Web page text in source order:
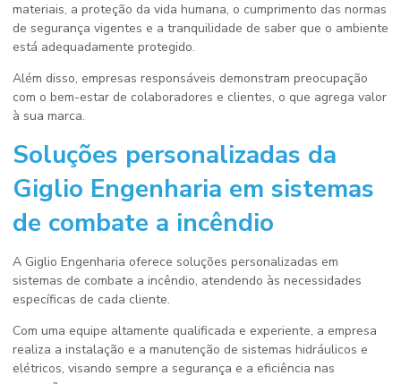
materiais, a proteção da vida humana, o cumprimento das normas
de segurança vigentes e a tranquilidade de saber que o ambiente
está adequadamente protegido.
Além disso, empresas responsáveis demonstram preocupação
com o bem-estar de colaboradores e clientes, o que agrega valor
à sua marca.
Soluções personalizadas da
Giglio Engenharia em sistemas
de combate a incêndio
A Giglio Engenharia oferece soluções personalizadas em
sistemas de combate a incêndio, atendendo às necessidades
específicas de cada cliente.
Com uma equipe altamente qualificada e experiente, a empresa
realiza a instalação e a manutenção de sistemas hidráulicos e
elétricos, visando sempre a segurança e a eficiência nas